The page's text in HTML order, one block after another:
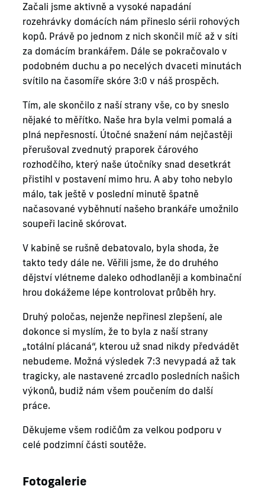
Začali jsme aktivně a vysoké napadání
rozehrávky domácích nám přineslo sérii rohových
kopů. Právě po jednom z nich skončil míč až v síti
za domácím brankářem. Dále se pokračovalo v
podobném duchu a po necelých dvaceti minutách
svítilo na časomíře skóre 3:0 v náš prospěch.
Tím, ale skončilo z naší strany vše, co by sneslo
nějaké to měřítko. Naše hra byla velmi pomalá a
plná nepřesností. Útočné snažení nám nejčastěji
přerušoval zvednutý praporek čárového
rozhodčího, který naše útočníky snad desetkrát
přistihl v postavení mimo hru. A aby toho nebylo
málo, tak ještě v poslední minutě špatně
načasované vyběhnutí našeho brankáře umožnilo
soupeři lacině skórovat.
V kabině se rušně debatovalo, byla shoda, že
takto tedy dále ne. Věřili jsme, že do druhého
dějství vlétneme daleko odhodlaněji a kombinační
hrou dokážeme lépe kontrolovat průběh hry.
Druhý poločas, nejenže nepřinesl zlepšení, ale
dokonce si myslím, že to byla z naší strany
„totální plácaná“, kterou už snad nikdy předvádět
nebudeme. Možná výsledek 7:3 nevypadá až tak
tragicky, ale nastavené zrcadlo posledních našich
výkonů, budiž nám všem poučením do další
práce.
Děkujeme všem rodičům za velkou podporu v
celé podzimní části soutěže.
Fotogalerie